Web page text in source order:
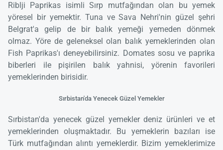
Riblji Paprikas isimli Sırp mutfağından olan bu yemek
yöresel bir yemektir. Tuna ve Sava Nehri'nin güzel şehri
Belgrat'a gelip de bir balık yemeği yemeden dönmek
olmaz. Yöre de geleneksel olan balık yemeklerinden olan
Fish Paprikas'ı deneyebilirsiniz. Domates sosu ve paprika
biberleri ile pişirilen balık yahnisi, yörenin favorileri
yemeklerinden birisidir.
Sırbistan'da Yenecek Güzel Yemekler
Sırbistan'da yenecek güzel yemekler deniz ürünleri ve et
yemeklerinden oluşmaktadır. Bu yemeklerin bazıları ise
Türk mutfağından alıntı yemeklerdir. Bizim yemeklerimize